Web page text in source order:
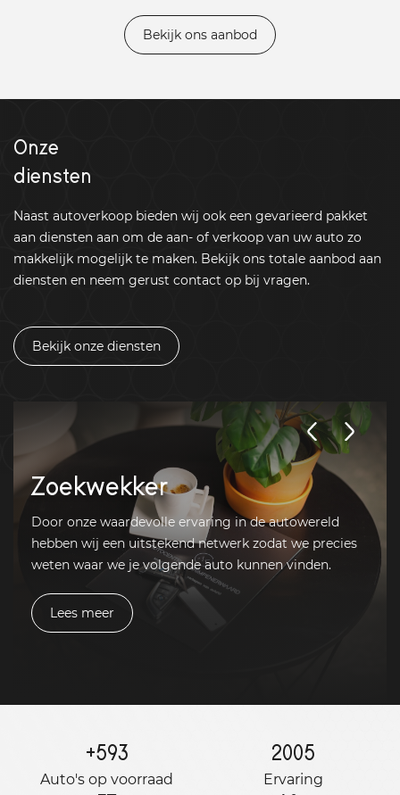
Bekijk ons aanbod
Onze
diensten
Naast autoverkoop bieden wij ook een gevarieerd pakket
aan diensten aan om de aan- of verkoop van uw auto zo
makkelijk mogelijk te maken. Bekijk ons totale aanbod aan
diensten en neem gerust contact op bij vragen.
Bekijk onze diensten
Zoekwekker
Door onze waardevolle ervaring in de autowereld
hebben wij een uitstekend netwerk zodat we precies
weten waar we je volgende auto kunnen vinden.
Lees meer
+593
Auto's op voorraad
2005
Ervaring